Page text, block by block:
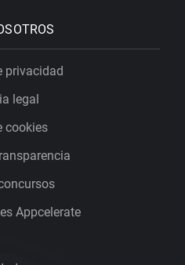
privacidad
legal
cookies
Appcelerate